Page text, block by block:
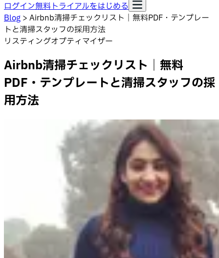
ログイン無料トライアルをはじめる
Blog > Airbnb清掃チェックリスト｜無料PDF・テンプレー
トと清掃スタッフの採用方法
リスティングオプティマイザー
Airbnb清掃チェックリスト｜無料
PDF・テンプレートと清掃スタッフの採
用方法